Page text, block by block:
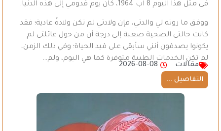
في مثل هذا اليوم 8 آب 1964، كان يوم قدومي إلى هذه الدنيا.
ووفق ما روته لي والدتي، فإن ولادتي لم تكن ولادةً عادية؛ فقد
كانت حالتي الصحية صعبة إلى درجة أن من حول عائلتي لم
يكونوا يصدقون أنني سأبقى على قيد الحياة؛ وفي ذلك الزمن،
لم تكن الخدمات الطبية متوفرة كما هي اليوم، ولم…
مقالات
2026-08-08
التفاصيل ...